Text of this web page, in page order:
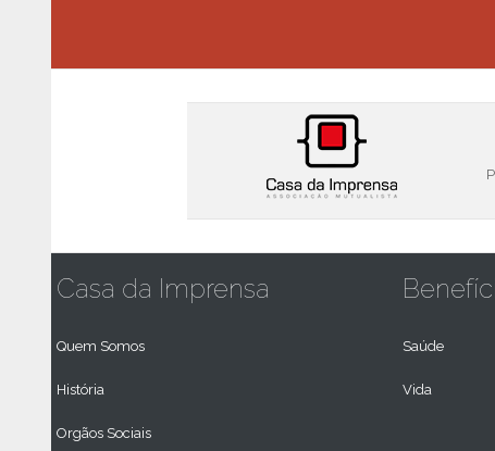
Casa da Imprensa
Quem Somos
História
Orgãos Sociais
Saúde
Vida